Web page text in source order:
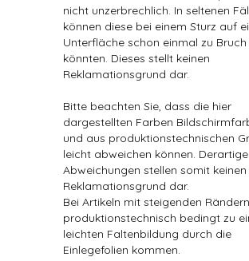
nicht unzerbrechlich. In seltenen
können diese bei einem Sturz auf
Unterfläche schon einmal zu Bruch
könnten. Dieses stellt keinen
Reklamationsgrund dar.
Bitte beachten Sie, dass die hier
dargestellten Farben
und aus produktionstechnischen
leicht abweichen können. Derartige
Abweichungen stellen somit keinen
Reklamationsgrund dar.
Bei Artikeln mit steigenden
produktionstechnisch bedingt zu
leichten Faltenbildung durch die
Einlegefolien kommen.